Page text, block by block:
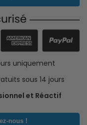
uniquement
sous 14 jours
et Réactif
nous !